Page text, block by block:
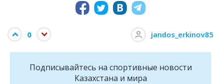
0 jandos_erkinov85
Подписывайтесь на cпортивные новости
Казахстана и мира